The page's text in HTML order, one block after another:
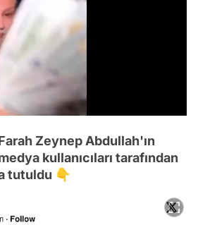
Zeynep Abdullah'ın
kullanıcıları tarafından
tutuldu 👇